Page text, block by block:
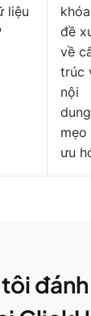
liệu
đề
về
trúc
nội
mẹo
ưu